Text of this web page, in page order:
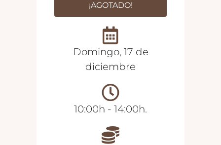
¡AGOTADO!
Domingo, 17 de
diciembre
10:00h - 14:00h.